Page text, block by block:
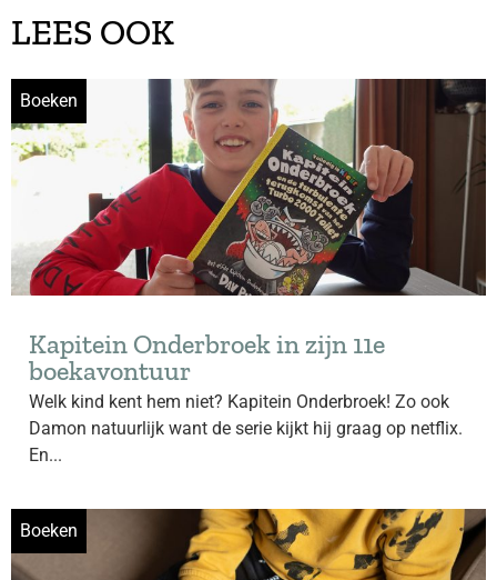
LEES OOK
Boeken
Kapitein Onderbroek in zijn 11e
boekavontuur
Welk kind kent hem niet? Kapitein Onderbroek! Zo ook
Damon natuurlijk want de serie kijkt hij graag op netflix.
En...
Boeken